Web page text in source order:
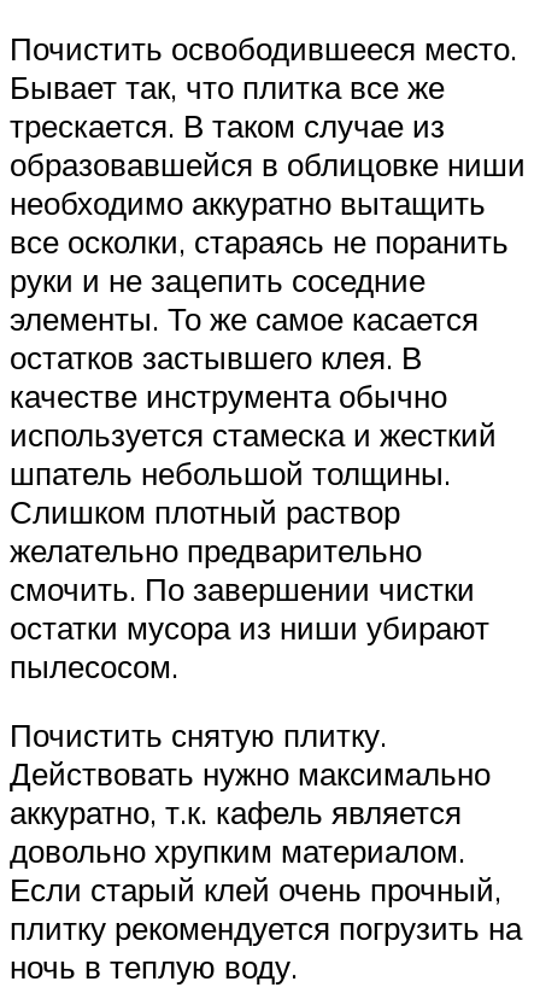
Почистить освободившееся место.
Бывает так, что плитка все же
трескается. В таком случае из
образовавшейся в облицовке ниши
необходимо аккуратно вытащить
все осколки, стараясь не поранить
руки и не зацепить соседние
элементы. То же самое касается
остатков застывшего клея. В
качестве инструмента обычно
используется стамеска и жесткий
шпатель небольшой толщины.
Слишком плотный раствор
желательно предварительно
смочить. По завершении чистки
остатки мусора из ниши убирают
пылесосом.
Почистить снятую плитку.
Действовать нужно максимально
аккуратно, т.к. кафель является
довольно хрупким материалом.
Если старый клей очень прочный,
плитку рекомендуется погрузить на
ночь в теплую воду.